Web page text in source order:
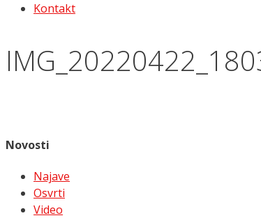
Kontakt
Novosti
Najave
Osvrti
Video